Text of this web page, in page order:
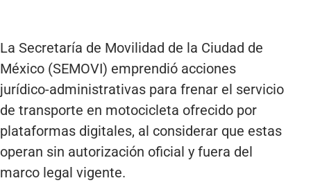
La Secretaría de Movilidad de la Ciudad de
México (SEMOVI) emprendió acciones
jurídico-administrativas para frenar el servicio
de transporte en motocicleta ofrecido por
plataformas digitales, al considerar que estas
operan sin autorización oficial y fuera del
marco legal vigente.